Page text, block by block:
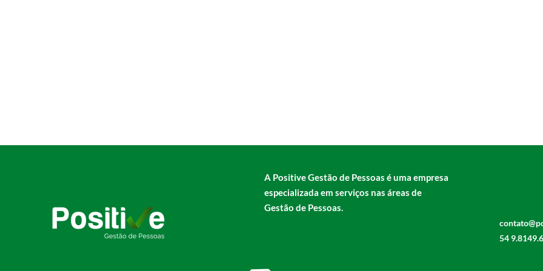
A Positive Gestão de Pessoas é uma empresa
especializada em serviços nas áreas de
Gestão de Pessoas.
54